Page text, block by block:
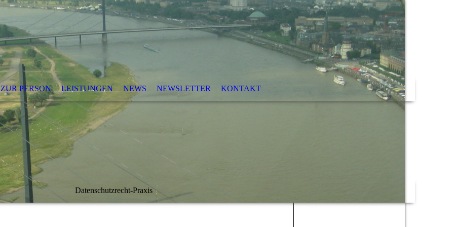
ZUR PERSON LEISTUNGEN NEWS NEWSLETTER KONTAKT
Datenschutzrecht-Praxis